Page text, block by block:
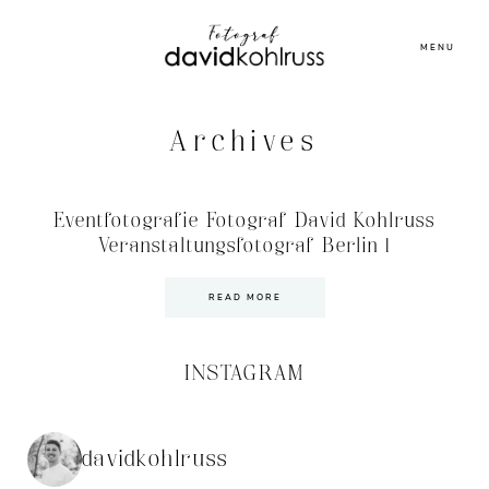
MENU
Archives
Eventfotografie Fotograf David Kohlruss
Veranstaltungsfotograf Berlin 1
READ MORE
INSTAGRAM
davidkohlruss